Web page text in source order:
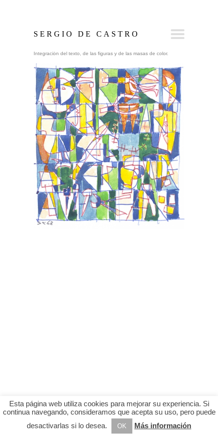
SERGIO DE CASTRO
Integración del texto, de las figuras y de las masas de color.
Esta página web utiliza cookies para mejorar su experiencia. Si
continua navegando, consideramos que acepta su uso, pero puede
desactivarlas si lo desea.
OK Más información